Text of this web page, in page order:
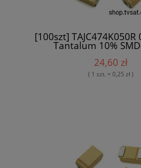
[100szt] TAJC474K050R
Tantalum 10%
24,60 zł
( 1 szt. = 0,25 zł )